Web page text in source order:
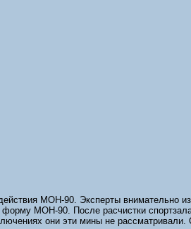
МОН-90. Эксперты внимательно
МОН-90. После расчистки
они эти мины не